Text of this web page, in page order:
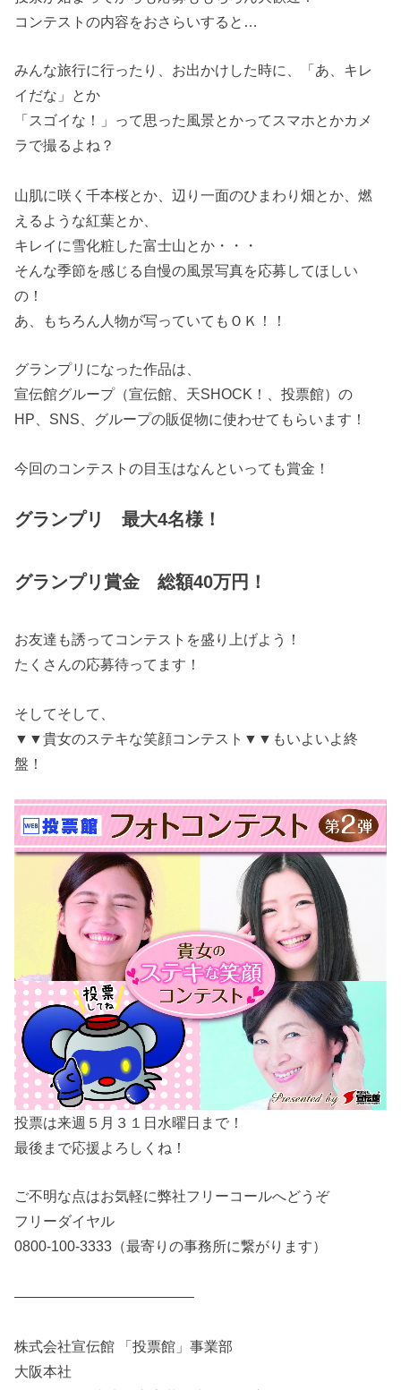
コンテストの内容をおさらいすると…
みんな旅行に行ったり、お出かけした時に、「あ、キレ
イだな」とか
「スゴイな！」って思った風景とかってスマホとかカメ
ラで撮るよね？
山肌に咲く千本桜とか、辺り一面のひまわり畑とか、燃
えるような紅葉とか、
キレイに雪化粧した富士山とか・・・
そんな季節を感じる自慢の風景写真を応募してほしい
の！
あ、もちろん人物が写っていてもＯＫ！！
グランプリになった作品は、
宣伝館グループ（宣伝館、天SHOCK！、投票館）の
HP、SNS、グループの販促物に使わせてもらいます！
今回のコンテストの目玉はなんといっても賞金！
グランプリ 最大4名様！
グランプリ賞金 総額40万円！
お友達も誘ってコンテストを盛り上げよう！
たくさんの応募待ってます！
そしてそして、
▼▼貴女のステキな笑顔コンテスト▼▼もいよいよ終
盤！
投票は来週５月３１日水曜日まで！
最後まで応援よろしくね！
ご不明な点はお気軽に弊社フリーコールへどうぞ
フリーダイヤル
0800-100-3333（最寄りの事務所に繋がります）
————————————–
株式会社宣伝館 「投票館」事業部
大阪本社